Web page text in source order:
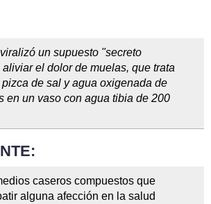
un supuesto "secreto
el dolor de muelas, que trata
de sal y agua oxigenada de
en un vaso con agua tibia de 200
caseros compuestos que
alguna afección en la salud